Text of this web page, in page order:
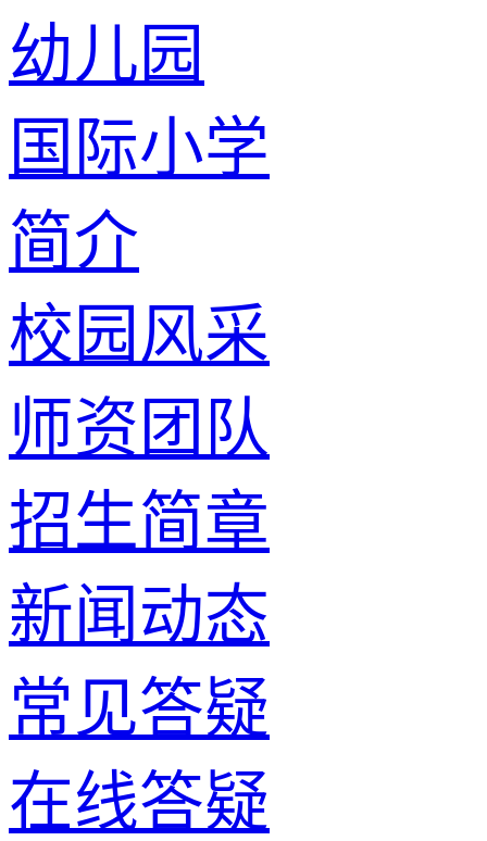
幼儿园
国际小学
简介
校园风采
师资团队
招生简章
新闻动态
常见答疑
在线答疑